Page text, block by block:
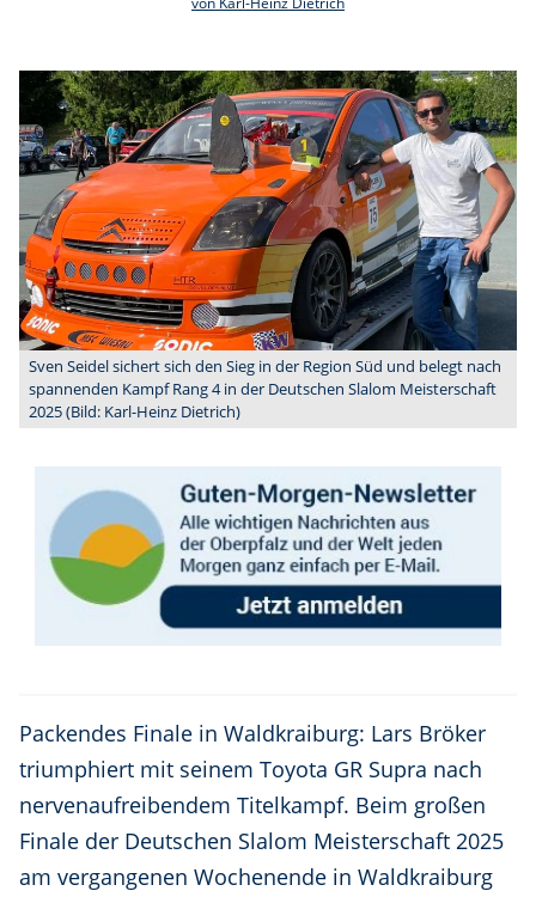
Sven Seidel sichert sich den Sieg in der Region Süd und belegt nach
spannenden Kampf Rang 4 in der Deutschen Slalom Meisterschaft
2025 (Bild: Karl-Heinz Dietrich)
Packendes Finale in Waldkraiburg: Lars Bröker
triumphiert mit seinem Toyota GR Supra nach
nervenaufreibendem Titelkampf. Beim großen
Finale der Deutschen Slalom Meisterschaft 2025
am vergangenen Wochenende in Waldkraiburg